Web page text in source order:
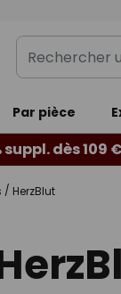
Rechercher
un
catégorie...
Par pièce
suppl. dès 109
HerzBlut